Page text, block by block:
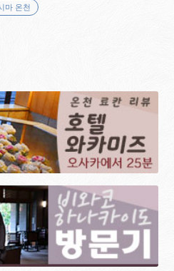
마 온천